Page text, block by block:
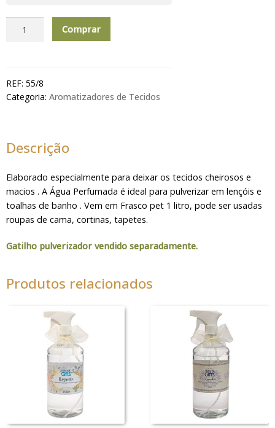
&
Lençóis
quantidade
Comprar
REF: 55/8
Categoria: Aromatizadores de Tecidos
Descrição
Elaborado especialmente para deixar os tecidos cheirosos e
macios . A Água Perfumada é ideal para pulverizar em lençóis e
toalhas de banho . Vem em Frasco pet 1 litro, pode ser usadas
roupas de cama, cortinas, tapetes.
Gatilho pulverizador vendido separadamente.
Produtos relacionados